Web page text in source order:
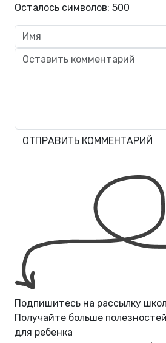
Осталось символов: 500
ОТПРАВИТЬ КОММЕНТАРИЙ
Подпишитесь на рассылку
Получайте больше
для ребенка